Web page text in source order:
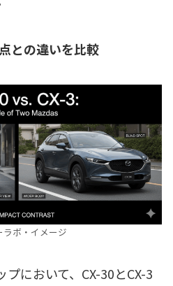
との違いを比較
ラボ・イメージ
において、CX-30とCX-3